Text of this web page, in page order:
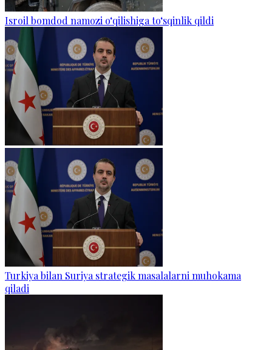
Isroil bomdod namozi o‘qilishiga to‘sqinlik qildi
Turkiya bilan Suriya strategik masalalarni muhokama
qiladi